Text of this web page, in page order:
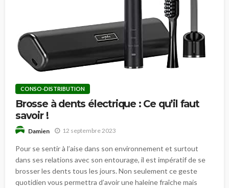
CONSO-DISTRIBUTION
Brosse à dents électrique : Ce qu’il faut
savoir !
Damien 12 septembre 2023
Pour se sentir à l’aise dans son environnement et surtout
dans ses relations avec son entourage, il est impératif de se
brosser les dents tous les jours. Non seulement ce geste
quotidien vous permettra d’avoir une haleine fraîche mais